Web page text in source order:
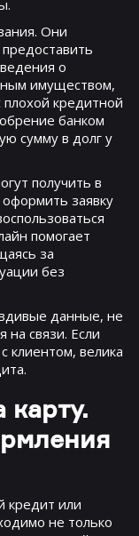
Они
о
имуществом,
кредитной
банком
сумму в долг у
получить в
заявку
помогает
за
без
данные, не
на связи. Если
велика
карту.
кредит или
не только